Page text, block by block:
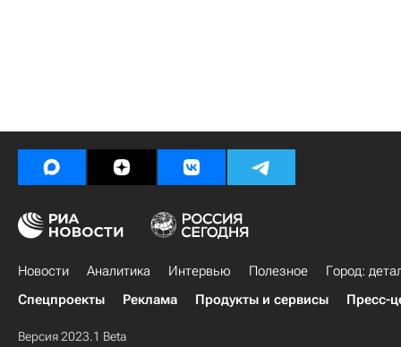
Новости Аналитика Интервью Полезное
Город:
Спецпроекты
Реклама Продукты и сервисы Пресс-
Версия 2023.1 Beta